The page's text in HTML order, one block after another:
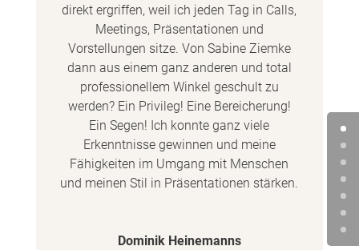
direkt ergriffen, weil ich jeden Tag in Calls,
Meetings, Präsentationen und
Vorstellungen sitze. Von Sabine Ziemke
dann aus einem ganz anderen und total
professionellem Winkel geschult zu
werden? Ein Privileg! Eine Bereicherung!
Ein Segen! Ich konnte ganz viele
Erkenntnisse gewinnen und meine
Fähigkeiten im Umgang mit Menschen
und meinen Stil in Präsentationen stärken.
Dominik Heinemanns